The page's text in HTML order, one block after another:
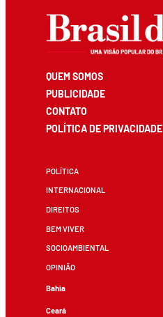
QUEM SOMOS
PUBLICIDADE
CONTATO
POLÍTICA DE PRIVACIDADE
POLÍTICA
INTERNACIONAL
DIREITOS
BEM VIVER
SOCIOAMBIENTAL
OPINIÃO
Bahia
Ceará